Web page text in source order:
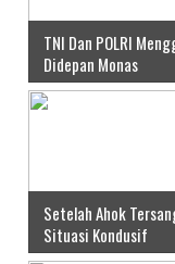
TNI Dan POLRI
Didepan Monas
Setelah Ahok
Situasi Kondusif